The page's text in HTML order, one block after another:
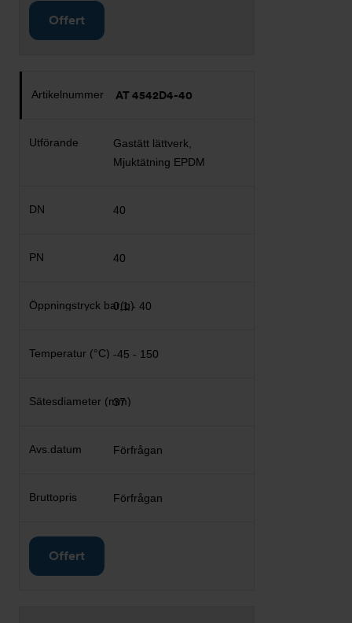
Offert
AT 4542D4-40
Gastätt lättverk,
Mjuktätning EPDM
40
40
0,1 - 40
-45 - 150
37
Förfrågan
Förfrågan
Offert